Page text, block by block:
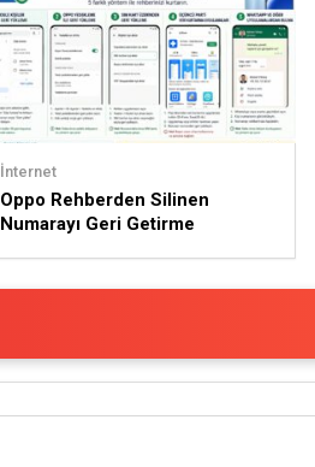
İnternet
Oppo Rehberden Silinen
Numarayı Geri Getirme